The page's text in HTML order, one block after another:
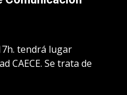
tendrá lugar
CAECE. Se trata de